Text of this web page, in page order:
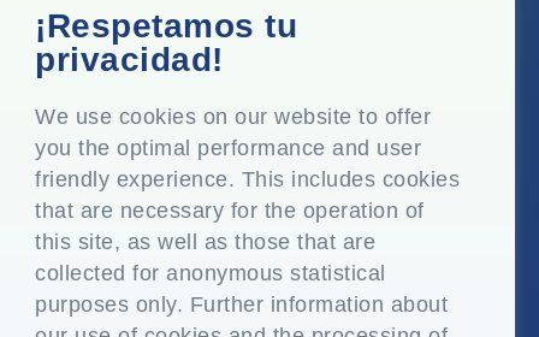
¡Respetamos tu
privacidad!
We use cookies on our website to offer
you the optimal performance and user
friendly experience. This includes cookies
that are necessary for the operation of
this site, as well as those that are
collected for anonymous statistical
purposes only. Further information about
Oficina corporativa
Top Floor, Times Tower, Kamala City, Senapati Bapat
Marg, Lower Parel, Mumbai - 400 013, Maharashtra,
Domicilio social
P.O. Vasind, Taluka Shahapur, Dist. Thane - 421 604,
Maharashtra India
+91-22-24819000
info@eplglobal.com